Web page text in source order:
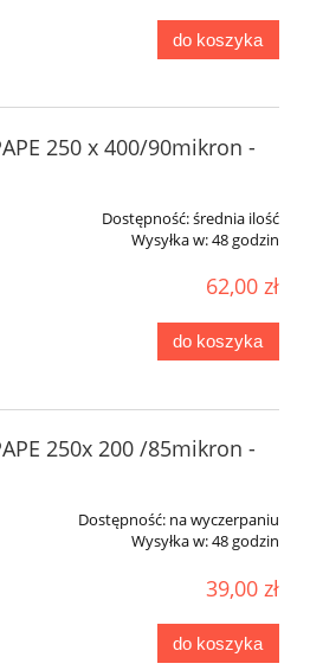
do koszyka
250 x 400/90mikron -
Dostępność:średnia ilość
Wysyłka w:48 godzin
62,00 zł
do koszyka
250x 200 /85mikron -
Dostępność: na wyczerpaniu
Wysyłka w:48 godzin
39,00 zł
do koszyka